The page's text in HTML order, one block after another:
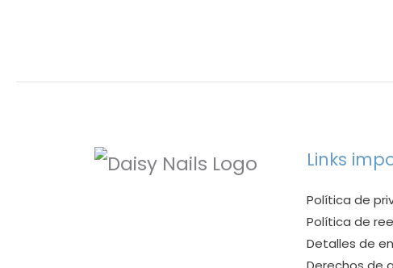
Links
Política de
Política de
Detalles de